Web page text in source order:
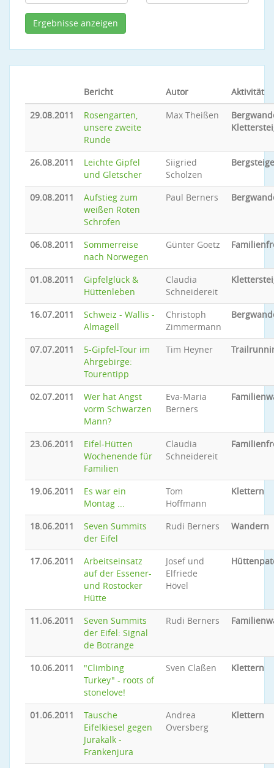
Bericht Autor
Aktivität
29.08.2011
Rosengarten,
unsere zweite
Runde
Max Theißen
26.08.2011
Leichte Gipfel
und Gletscher
Siigried
Scholzen
09.08.2011
Aufstieg zum
weißen Roten
Schrofen
Paul Berners
06.08.2011
Sommerreise
nach Norwegen
Günter Goetz
01.08.2011
Gipfelglück &
Hüttenleben
Claudia
Schneidereit
16.07.2011
Schweiz - Wallis -
Almagell
Christoph
Zimmermann
07.07.2011
5-Gipfel-Tour im
Ahrgebirge:
Tourentipp
Tim Heyner
02.07.2011
Wer hat Angst
vorm Schwarzen
Mann?
Eva-Maria
Berners
23.06.2011
Eifel-Hütten
Wochenende für
Familien
Claudia
Schneidereit
19.06.2011
Es war ein
Montag ...
Tom
Hoffmann
Klettern
18.06.2011
Seven Summits
der Eifel
Rudi Berners Wandern
17.06.2011
Arbeitseinsatz
auf der Essener-
und Rostocker
Hütte
Josef und
Elfriede
Hövel
11.06.2011
Seven Summits
der Eifel: Signal
de Botrange
Rudi Berners
10.06.2011
"Climbing
Turkey" - roots of
stonelove!
Sven Claßen Klettern
01.06.2011
Tausche
Eifelkiesel gegen
Jurakalk -
Frankenjura
Andrea
Oversberg
Klettern